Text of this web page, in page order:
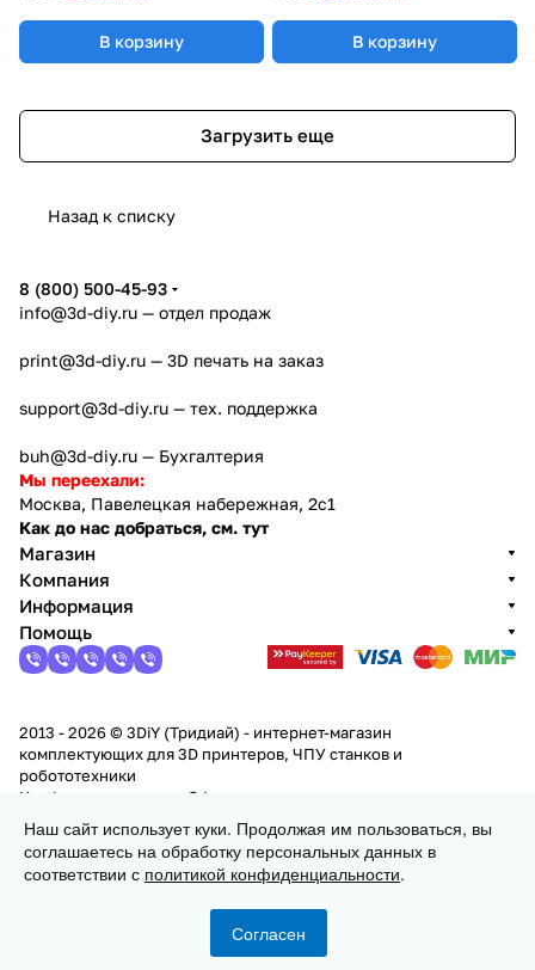
В корзину В корзину
Загрузить еще
Назад к списку
Заказать
Корзина Избранные
8 (800) 500-45-93
info@3d-diy.ru — отдел продаж
print@3d-diy.ru — 3D печать на заказ
support@3d-diy.ru — тех. поддержка
buh@3d-diy.ru — Бухгалтерия
Мы переехали:
Москва, Павелецкая набережная, 2с1
Как до нас добраться, см. тут
Магазин
Компания
Информация
Помощь
2013 - 2026 © 3DiY (Тридиай) - интернет-магазин
комплектующих для 3D принтеров, ЧПУ станков и
робототехники
Конфиденциальность
Оферта
Наш сайт использует куки. Продолжая им пользоваться, вы
соглашаетесь на обработку персональных данных в
соответствии с политикой конфиденциальности.
Согласен